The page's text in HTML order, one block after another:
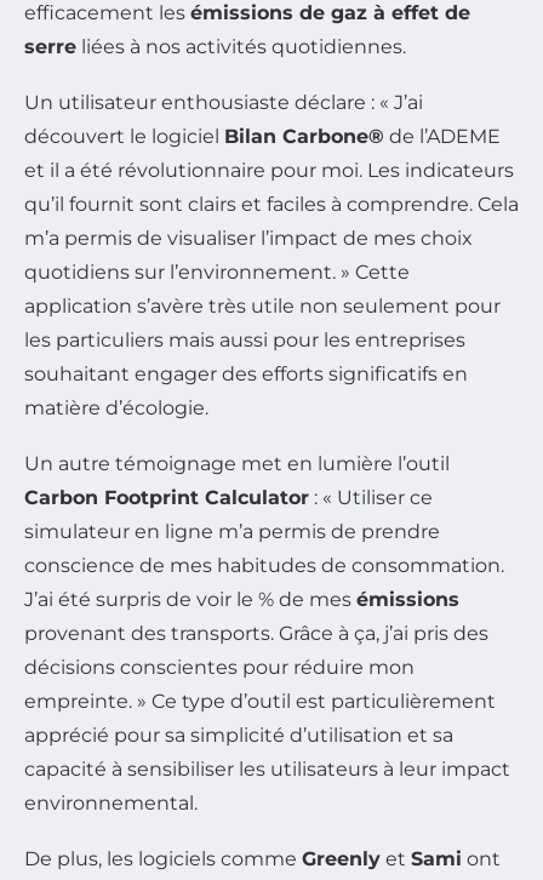
efficacement les émissions de gaz à effet de
serre liées à nos activités quotidiennes.
Un utilisateur enthousiaste déclare : « J’ai
découvert le logiciel Bilan Carbone® de l’ADEME
et il a été révolutionnaire pour moi. Les indicateurs
qu’il fournit sont clairs et faciles à comprendre. Cela
m’a permis de visualiser l’impact de mes choix
quotidiens sur l’environnement. » Cette
application s’avère très utile non seulement pour
les particuliers mais aussi pour les entreprises
souhaitant engager des efforts significatifs en
matière d’écologie.
Un autre témoignage met en lumière l’outil
Carbon Footprint Calculator : « Utiliser ce
simulateur en ligne m’a permis de prendre
conscience de mes habitudes de consommation.
J’ai été surpris de voir le % de mes émissions
provenant des transports. Grâce à ça, j’ai pris des
décisions conscientes pour réduire mon
empreinte. » Ce type d’outil est particulièrement
apprécié pour sa simplicité d’utilisation et sa
capacité à sensibiliser les utilisateurs à leur impact
environnemental.
De plus, les logiciels comme Greenly et Sami ont